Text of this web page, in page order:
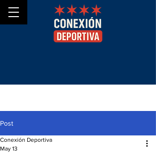
Post
Conexión Deportiva
May 13